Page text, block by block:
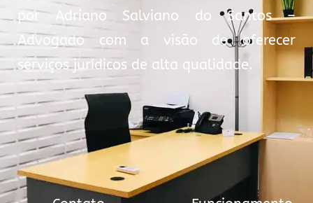
por Adriano Salviano do Santos –
Advogado com a visão de oferecer
serviços jurídicos de alta qualidade.